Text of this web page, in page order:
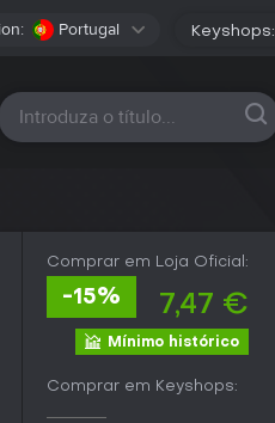
Portugal Keyshops:
Todas as plataformas
Comprar em Loja Oficial:
-15% 7,47 €
Mínimo histórico
Comprar em Keyshops: